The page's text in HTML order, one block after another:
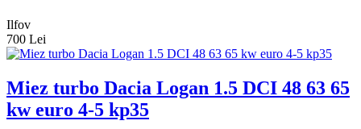
Ilfov
700 Lei
Miez turbo Dacia Logan 1.5 DCI 48 63 65
kw euro 4-5 kp35